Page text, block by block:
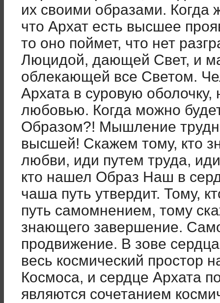
их своими образами. Когда
что Архат есть высшее
то оно поймет, что нет
Люцидой, дающей Свет, и
облекающей все Светом.
Архата в суровую
любовью. Когда можно
Образом?! Мышление
высшей! Скажем тому, кто
любви, иди путем труда,
кто нашел Образ Наш в
чаша путь утвердит. Тому,
путь самомнением, тому
знающего завершение.
продвижение. В зове
весь космический простор
Космоса, и сердце Архата
являются сочетанием